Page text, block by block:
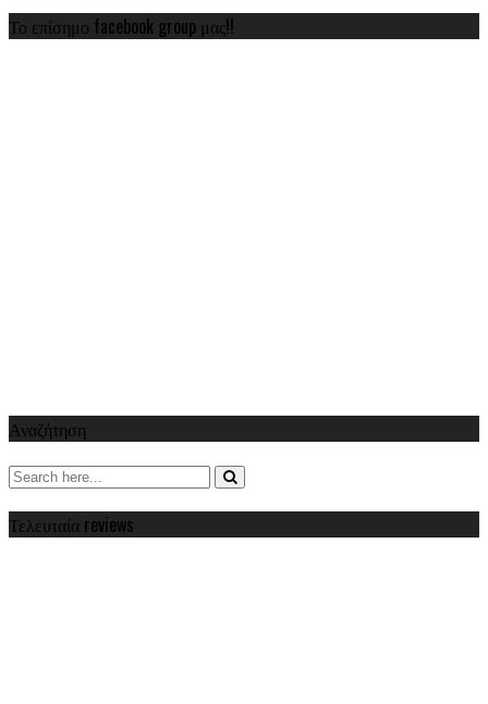
Το επίσημο facebook group μας!!
Αναζήτηση
Τελευταία reviews